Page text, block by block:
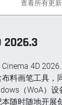
查看所有更新
2026.3
4D
料画笔工具，
（WoA）
随时随地开展